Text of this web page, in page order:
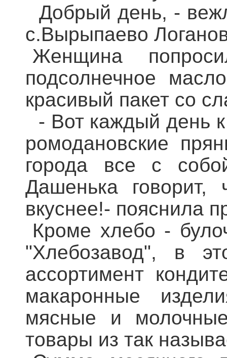
Добрый день, -
с.Вырыпаево
Женщина
подсолнечное
красивый пакет со
- Вот каждый день
ромодановские
города все с
Дашенька
вкуснее!- пояснила
Кроме хлебо -
"Хлебозавод", в
ассортимент
макаронные
мясные и
товары из так